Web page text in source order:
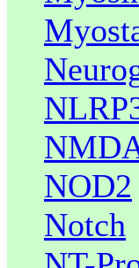
NOD2
Notch